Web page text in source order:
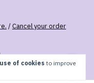
of cookies to improve
/Cancel your order